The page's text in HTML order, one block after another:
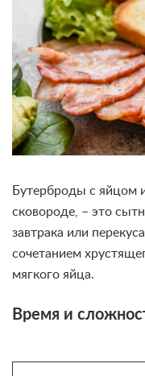
Бутерброды с яйцом
сковороде, – это
завтрака или
сочетанием
мягкого яйца.
Время и